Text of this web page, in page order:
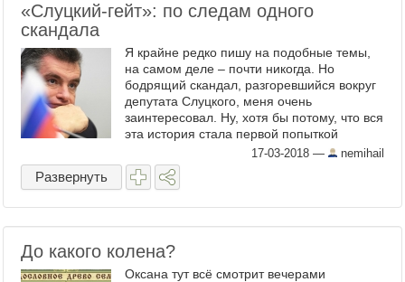
«Слуцкий-гейт»: по следам одного
скандала
Я крайне редко пишу на подобные темы,
на самом деле – почти никогда. Но
бодрящий скандал, разгоревшийся вокруг
депутата Слуцкого, меня очень
заинтересовал. Ну, хотя бы потому, что вся
эта история стала первой попыткой
раскрутить хайп по чисто американским
канонам. Всё началось с ...
17-03-2018 — nemihail
Развернуть
До какого колена?
Оксана тут всё смотрит вечерами